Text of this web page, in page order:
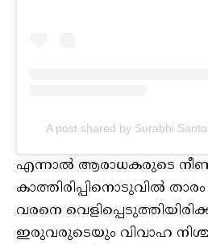
A post shared by Surabhi
എന്നാല്‍ ആരാധകരുടെ
കാത്തിരിപ്പിനൊടുവില്‍
വരനെ
ഇരുവരുടെയും വിവാഹ